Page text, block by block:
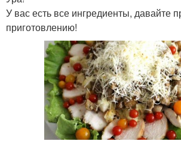
У вас есть все ингредиенты, давайте
приготовлению!